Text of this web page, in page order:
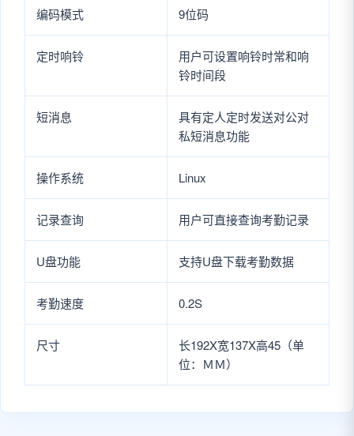
编码模式 9位码
定时响铃
用户可设置响铃时常和响
铃时间段
短消息
具有定人定时发送对公对
私短消息功能
操作系统 Linux
记录查询 用户可直接查询考勤记录
U盘功能 支持U盘下载考勤数据
考勤速度 0.2S
尺寸
长192X宽137X高45（单
位：ＭＭ）